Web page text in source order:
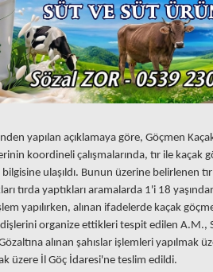
yapılan açıklamaya göre, Göçmen
koordineli çalışmalarında, tır ile
ulaşıldı. Bunun üzerine belirlenen
tırda yaptıkları aramalarda 1'i 18
yapılırken, alınan ifadelerde kaçak
organize ettikleri tespit edilen A.M.,
alınan şahıslar işlemleri
üzere İl Göç İdaresi'ne teslim edildi.